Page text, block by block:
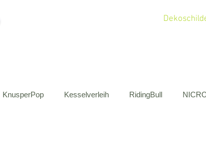
KnusperPop Kesselverleih RidingBull